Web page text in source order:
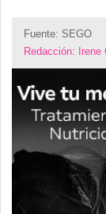
Fuente: SEGO
Redacción: Irene